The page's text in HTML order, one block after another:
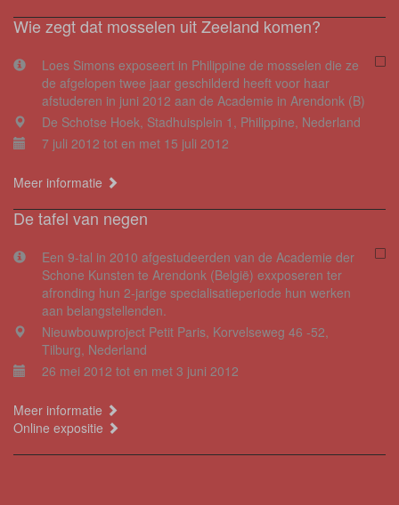
Wie zegt dat mosselen uit Zeeland komen?
Loes Simons exposeert in Philippine de mosselen die ze
de afgelopen twee jaar geschilderd heeft voor haar
afstuderen in juni 2012 aan de Academie in Arendonk (B)
De Schotse Hoek, Stadhuisplein 1, Philippine, Nederland
7 juli 2012 tot en met 15 juli 2012
Meer informatie
De tafel van negen
Een 9-tal in 2010 afgestudeerden van de Academie der
Schone Kunsten te Arendonk (België) exxposeren ter
afronding hun 2-jarige specialisatieperiode hun werken
aan belangstellenden.
Nieuwbouwproject Petit Paris, Korvelseweg 46 -52,
Tilburg, Nederland
26 mei 2012 tot en met 3 juni 2012
Meer informatie
Online expositie